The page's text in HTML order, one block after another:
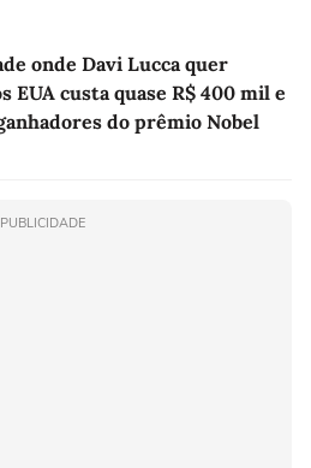
onde Davi Lucca quer
EUA custa quase R$ 400 mil e
do prêmio Nobel
PUBLICIDADE